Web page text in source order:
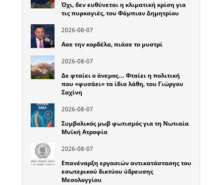
Όχι, δεν ευθύνεται η κλιματική κρίση για
τις πυρκαγιές, του Φάμπιαν Δημητρίου
2026-08-07
Ασε την κορδέλα, πιάσε το μυστρί
2026-08-07
Δε φταίει ο άνεμος… Φταίει η πολιτική
που «φυσάει» τα ίδια λάθη, του Γιώργου
Σαχίνη
2026-08-07
Συμβολικός μωβ φωτισμός για τη Νωτιαία
Μυϊκή Ατροφία
2026-08-07
Επανέναρξη εργασιών αντικατάστασης του
εσωτερικού δικτύου ύδρευσης
Μεσολογγίου